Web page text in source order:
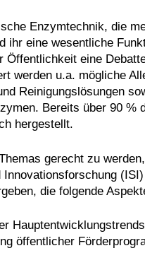
Enzymtechnik, die
ihr eine wesentliche
Öffentlichkeit eine
werden u.a. mögliche
Reinigungslösungen
Bereits über 90
hergestellt.
gerecht zu
die folgende
öffentlicher